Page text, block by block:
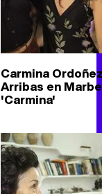
Carmina
Arribas en
'Carmina'